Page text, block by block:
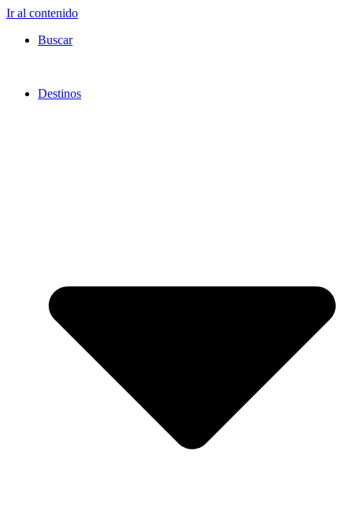
Ir al contenido
Buscar
Destinos